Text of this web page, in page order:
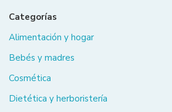
Categorías
Alimentación y hogar
Bebés y madres
Cosmética
Dietética y herboristería